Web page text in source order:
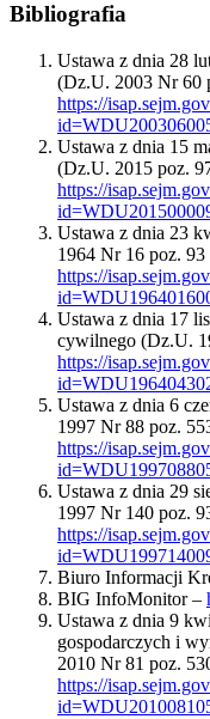
Bibliografia
Ustawa z dnia 28
(Dz.U. 2003 Nr 60
https://
Ustawa z dnia 15
(Dz.U. 2015 poz.
https://
Ustawa z dnia 23
1964 Nr 16 poz.
https://
Ustawa z dnia 17
cywilnego (Dz.U.
https://
Ustawa z dnia 6
1997 Nr 88 poz.
https://
Ustawa z dnia 29
1997 Nr 140 poz.
https://
Biuro Informacji
BIG InfoMonitor –
Ustawa z dnia 9
gospodarczych i
2010 Nr 81 poz.
https://